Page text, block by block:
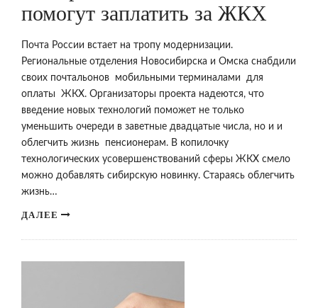
помогут заплатить за ЖКХ
Почта России встает на тропу модернизации.
Региональные отделения Новосибирска и Омска снабдили
своих почтальонов мобильными терминалами для
оплаты ЖКХ. Организаторы проекта надеются, что
введение новых технологий поможет не только
уменьшить очереди в заветные двадцатые числа, но и и
облегчить жизнь пенсионерам. В копилочку
технологических усовершенствований сферы ЖКХ смело
можно добавлять сибирскую новинку. Стараясь облегчить
жизнь…
ДАЛЕЕ